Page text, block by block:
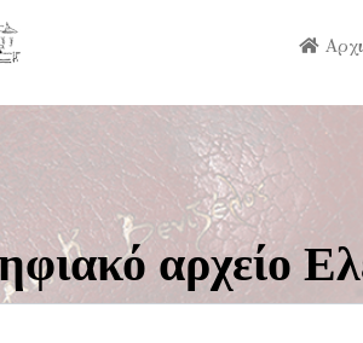
αρχείο